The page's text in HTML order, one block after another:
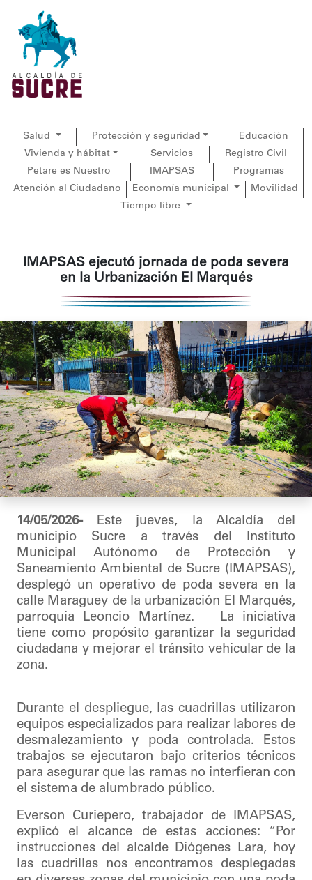
Salud Protección y seguridad
Educación
Vivienda y hábitat
Servicios
Registro Civil
Petare es Nuestro
IMAPSAS
Programas
Atención al Ciudadano
Economía municipal
Movilidad
Tiempo libre
IMAPSAS ejecutó jornada de poda severa
en la Urbanización El Marqués
14/05/2026-Este jueves, la Alcaldía del
municipio Sucre a través del Instituto
Municipal Autónomo de Protección y
Saneamiento Ambiental de Sucre (IMAPSAS),
desplegó un operativo de poda severa en la
calle Maraguey de la urbanización El Marqués,
parroquia Leoncio Martínez. La iniciativa
tiene como propósito garantizar la seguridad
ciudadana y mejorar el tránsito vehicular de la
zona.
Durante el despliegue, las cuadrillas utilizaron
equipos especializados para realizar labores de
desmalezamiento y poda controlada. Estos
trabajos se ejecutaron bajo criterios técnicos
para asegurar que las ramas no interfieran con
el sistema de alumbrado público.
Everson Curiepero, trabajador de IMAPSAS,
explicó el alcance de estas acciones: “Por
instrucciones del alcalde Diógenes Lara, hoy
las cuadrillas nos encontramos desplegadas